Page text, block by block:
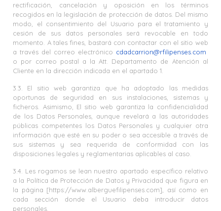
rectificación, cancelación y oposición en los términos
recogidos en la legislación de protección de datos. Del mismo
modo, el consentimiento del Usuario para el tratamiento y
cesión de sus datos personales será revocable en todo
momento. A tales fines, bastará con contactar con el sitio web
a través del correo electrónico cdadcarrion@rfilipenses.com
o por correo postal a la Att. Departamento de Atención al
Cliente en la dirección indicada en el apartado 1.
3.3. El sitio web garantiza que ha adoptado las medidas
oportunas de seguridad en sus instalaciones, sistemas y
ficheros. Asimismo, El sitio web garantiza la confidencialidad
de los Datos Personales, aunque revelará a las autoridades
públicas competentes los Datos Personales y cualquier otra
información que esté en su poder o sea accesible a través de
sus sistemas y sea requerida de conformidad con las
disposiciones legales y reglamentarias aplicables al caso.
3.4. Les rogamos se lean nuestro apartado específico relativo
a la Política de Protección de Datos y Privacidad que figura en
la página [https://www.alberguefilipenses.com], así como en
cada sección donde el Usuario deba introducir datos
personales.